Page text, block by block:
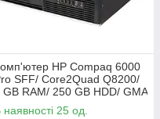
HP Compaq 6000
SFF/ Core2Quad Q8200/
GB RAM/ 250 GB HDD/ GMA
наявності 25 од.